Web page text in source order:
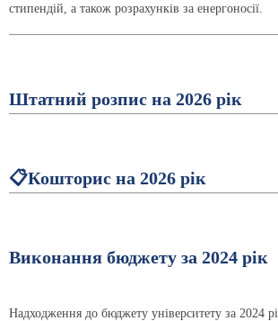
стипендій, а також розрахунків за енергоносії.
Штатний розпис на 2026 рік
📋Кошторис на 2026 рік
Виконання бюджету за 2024 рік
Надходження до бюджету університету за 2024